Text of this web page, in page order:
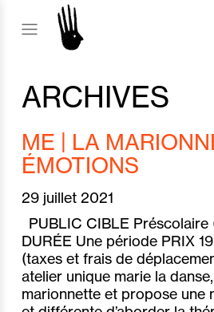
ARCHIVES
ME | LA
ÉMOTIONS
29 juillet 2021
PUBLIC CIBLE Préscolaire
DURÉE Une période PRIX
(taxes et frais de
atelier unique marie la
marionnette et propose une